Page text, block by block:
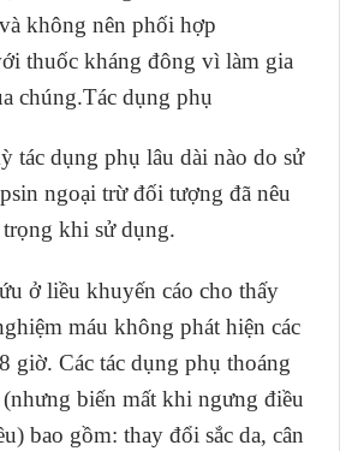
không nên phối hợp
thuốc kháng đông vì làm gia
chúng.Tác dụng phụ
tác dụng phụ lâu dài nào do sử
ngoại trừ đối tượng đã nêu
khi sử dụng.
ở liều khuyến cáo cho thấy
máu không phát hiện các
giờ. Các tác dụng phụ thoáng
biến mất khi ngưng điều
bao gồm: thay đổi sắc da, cân